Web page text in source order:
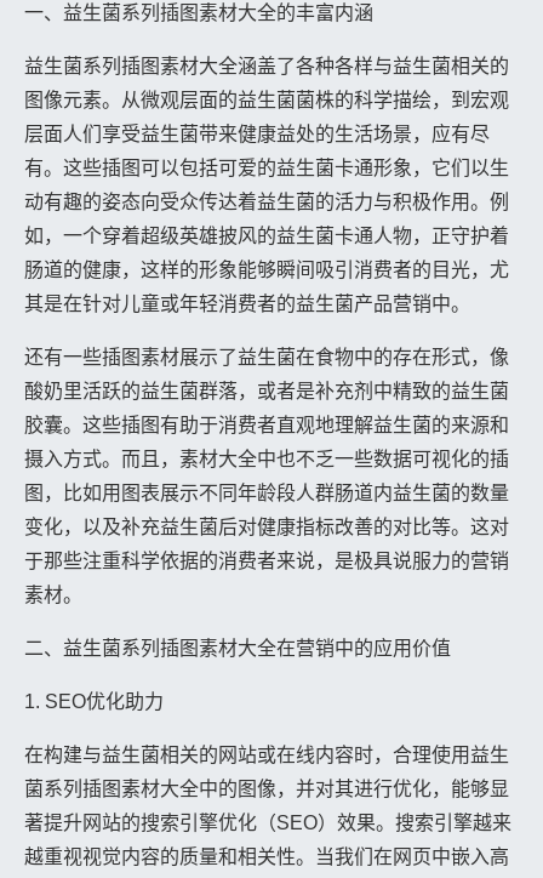
一、益生菌系列插图素材大全的丰富内涵
益生菌系列插图素材大全涵盖了各种各样与益生菌相关的
图像元素。从微观层面的益生菌菌株的科学描绘，到宏观
层面人们享受益生菌带来健康益处的生活场景，应有尽
有。这些插图可以包括可爱的益生菌卡通形象，它们以生
动有趣的姿态向受众传达着益生菌的活力与积极作用。例
如，一个穿着超级英雄披风的益生菌卡通人物，正守护着
肠道的健康，这样的形象能够瞬间吸引消费者的目光，尤
其是在针对儿童或年轻消费者的益生菌产品营销中。
还有一些插图素材展示了益生菌在食物中的存在形式，像
酸奶里活跃的益生菌群落，或者是补充剂中精致的益生菌
胶囊。这些插图有助于消费者直观地理解益生菌的来源和
摄入方式。而且，素材大全中也不乏一些数据可视化的插
图，比如用图表展示不同年龄段人群肠道内益生菌的数量
变化，以及补充益生菌后对健康指标改善的对比等。这对
于那些注重科学依据的消费者来说，是极具说服力的营销
素材。
二、益生菌系列插图素材大全在营销中的应用价值
1. SEO优化助力
在构建与益生菌相关的网站或在线内容时，合理使用益生
菌系列插图素材大全中的图像，并对其进行优化，能够显
著提升网站的搜索引擎优化（SEO）效果。搜索引擎越来
越重视视觉内容的质量和相关性。当我们在网页中嵌入高